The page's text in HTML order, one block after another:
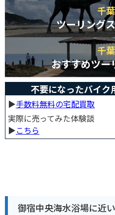
千
ツーリング
千
おすすめツー
不要になったバイク
▶︎手数料無料の宅配買取
実際に売ってみた体験談
▶︎こちら
御宿中央海水浴場に近